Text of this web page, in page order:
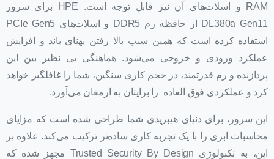
RAM و اسلات‌های آن نیز قابل توجه است. HPE برای سرور
DL380a Gen11 از حافظه رم DDR5 و اسلات‌های PCIe Gen5
استفاده کرده است که همین سبب بالا رفتن پهنای باند و افزایش
عملکرد ورودی و خروجی می‌شود. هماهنگی بی نظیر بین این
پردازنده و رم قدرتمند، در حجم کاری سنگین، شما را غافلگیر خواهد
کرد و عملکردی فوق العاده را برایتان به ارمغان می‌آورد.
این سرور، برای دنیای هیبریدی شما طراحی شده است که مزایای
محاسبات ابری را با یک تجربه کاری ساده‌تر ترکیب می‌کند. علاوه بر
این، به تکنولوژی Trusted Security By Design مجهز شده که